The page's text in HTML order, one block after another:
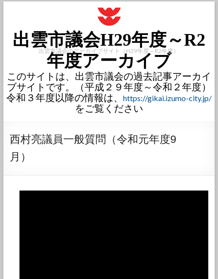
出雲市議会H29年度～R2
年度アーカイブ
出雲市議会のアーカイブサイト（H29年度～R2年度）
このサイトは、出雲市議会の過去記事アーカイ
ブサイトです。（平成２９年度～令和２年度）
令和３年度以降の情報は、
https://gikai.izumo-city.jp/
をご覧ください
西村亮議員一般質問（令和元年度9
月）